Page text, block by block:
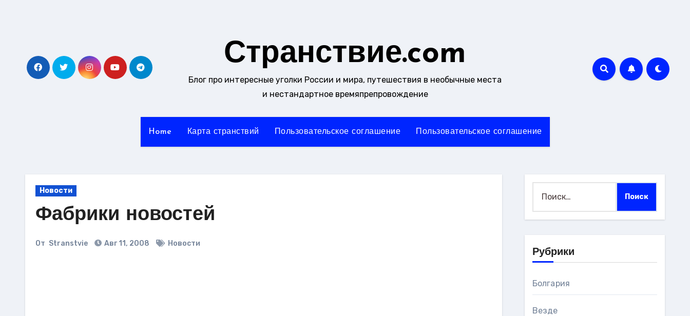
Странствие.com
Блог про интересные уголки России и мира, путешествия в необычные места
и нестандартное времяпрепровождение
Home Карта странствий Пользовательское соглашение Пользовательское соглашение
Новости
Фабрики новостей
От Stranstvie Авг 11, 2008 Новости
Рубрики
Болгария
Везде